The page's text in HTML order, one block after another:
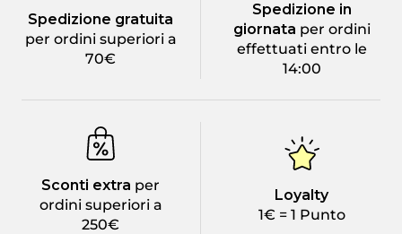
Spedizione gratuita
per ordini superiori a
70€
Spedizione in
giornata per ordini
effettuati entro le
14:00
Sconti extra per
ordini superiori a
250€
Loyalty
1€ = 1 Punto